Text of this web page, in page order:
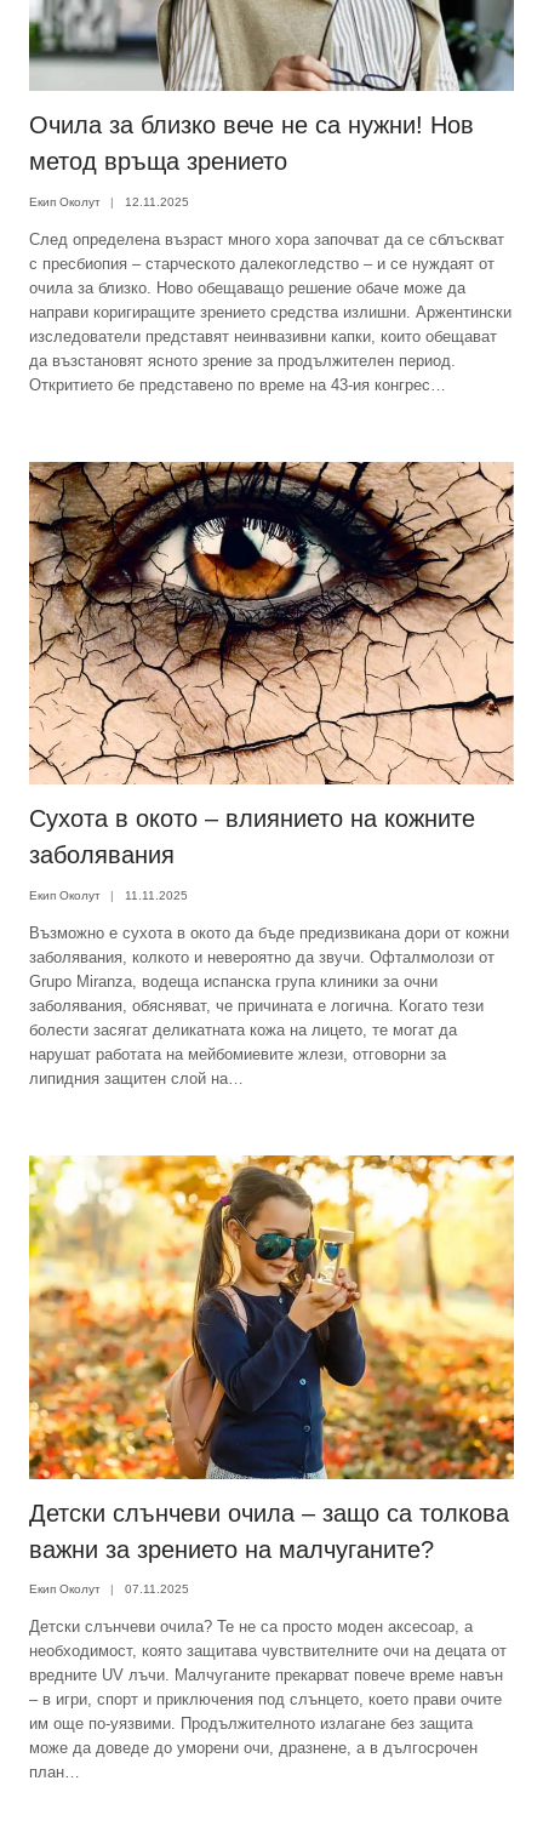
Очилa за близко вече не са нужни! Нов
метод връща зрението
Екип Околут 12.11.2025
След определена възраст много хора започват да се сблъскват
с пресбиопия – старческото далекогледство – и се нуждаят от
очила за близко. Ново обещаващо решение обаче може да
направи коригиращите зрението средства излишни. Аржентински
изследователи представят неинвазивни капки, които обещават
да възстановят ясното зрение за продължителен период.
Откритието бе представено по време на 43-ия конгрес…
Сухота в окото – влиянието на кожните
заболявания
Екип Околут 11.11.2025
Възможно е сухота в окото да бъде предизвикана дори от кожни
заболявания, колкото и невероятно да звучи. Офталмолози от
Grupo Miranza, водеща испанска група клиники за очни
заболявания, обясняват, че причината е логична. Когато тези
болести засягат деликатната кожа на лицето, те могат да
нарушат работата на мейбомиевите жлези, отговорни за
липидния защитен слой на…
Детски слънчеви очила – защо са толкова
важни за зрението на малчуганите?
Екип Околут 07.11.2025
Детски слънчеви очила? Те не са просто моден аксесоар, а
необходимост, която защитава чувствителните очи на децата от
вредните UV лъчи. Малчуганите прекарват повече време навън
– в игри, спорт и приключения под слънцето, което прави очите
им още по-уязвими. Продължителното излагане без защита
може да доведе до уморени очи, дразнене, а в дългосрочен
план…